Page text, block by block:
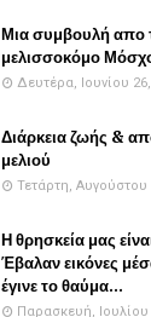
Μια συμβουλή απο
μελισσοκόμο
Δευτέρα, Ιουνίου
Διάρκεια ζωής &
μελιού
Τετάρτη, Αυγούστου
Η θρησκεία μας
Έβαλαν εικόνες
έγινε το θαύμα...
Παρασκευή, Ιουλίου